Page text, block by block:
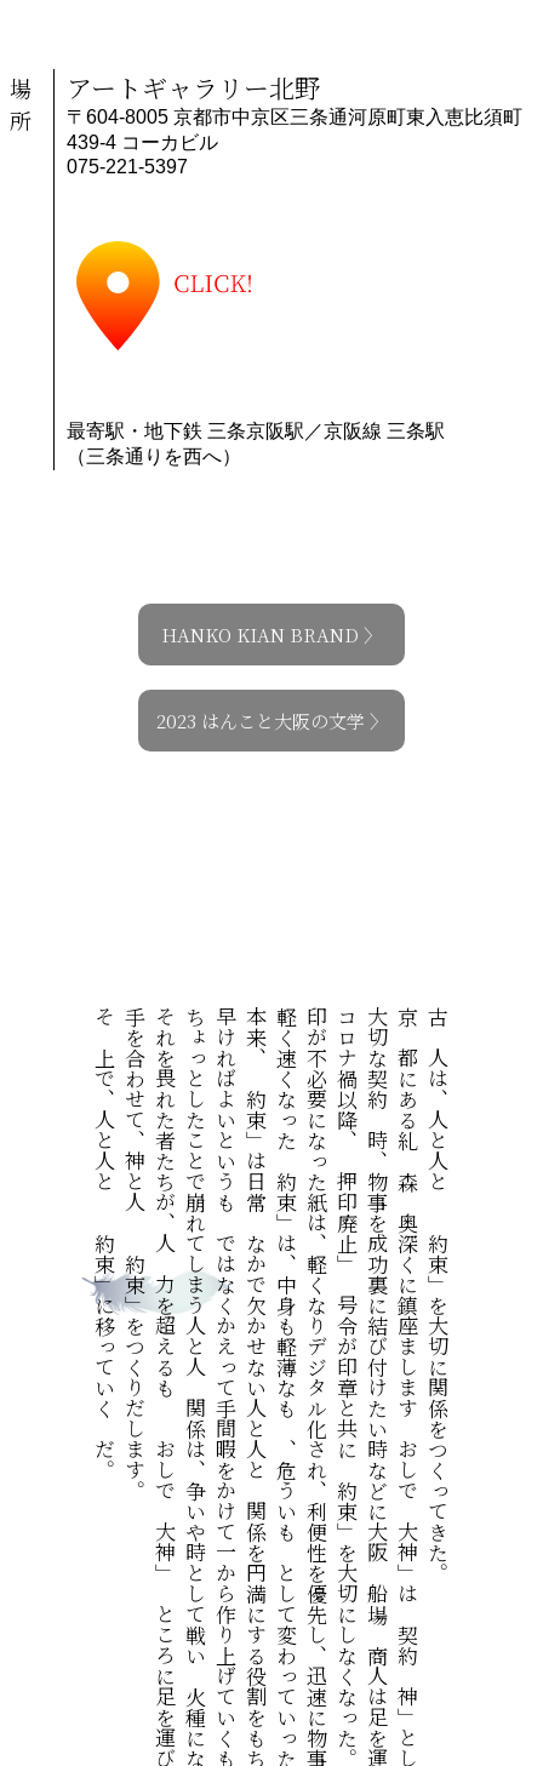
場
所
アートギャラリー北野
〒604-8005 京都市中京区三条通河原町東入恵比須町
439-4 コーカビル
075-221-5397
最寄駅・地下鉄 三条京阪駅／京阪線 三条駅
（三条通りを西へ）
HANKO KIAN BRAND 〉
2023 はんこと大阪の文学 〉
古の人は、人と人との「約束」を大切に関係をつくってきた。
京の都にある糺の森の奥深くに鎮座まします「おしでの大神」は「契約の神」として「印璽社」に祀られている。
大切な契約の時、物事を成功裏に結び付けたい時などに大阪の船場の商人は足を運び参拝した。
コロナ禍以降、「押印廃止」の号令が印章と共に「約束」を大切にしなくなった。
印が不必要になった紙は、軽くなりデジタル化され、利便性を優先し、迅速に物事が進められるようになった。
軽く速くなった「約束」は、中身も軽薄なもの、危ういものとして変わっていったような気がする。
本来、「約束」は日常のなかで欠かせない人と人との関係を円満にする役割をもち、
早ければよいというものではなくかえって手間暇をかけて一から作り上げていくものである。
ちょっとしたことで崩れてしまう人と人の関係は、争いや時として戦いの火種になってきた。
それを畏れた者たちが、人の力を超えるもの「おしでの大神」のところに足を運び、
手を合わせて、神と人の「約束」をつくりだします。
その上で、人と人との「約束」に移っていくのだ。